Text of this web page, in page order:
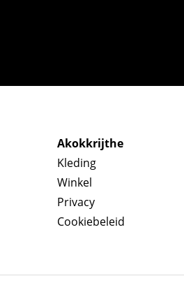
Akokkrijthe
Kleding
Winkel
Privacy
Cookiebeleid